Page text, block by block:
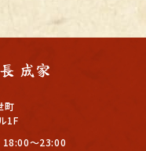
町
1F
18:00～23:00